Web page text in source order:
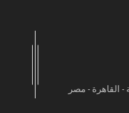
- القاهرة - مصر